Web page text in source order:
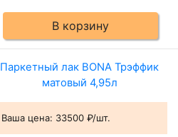
В корзину
Паркетный лак BONA Трэффик
матовый 4,95л
Ваша цена: 33500 ₽/шт.